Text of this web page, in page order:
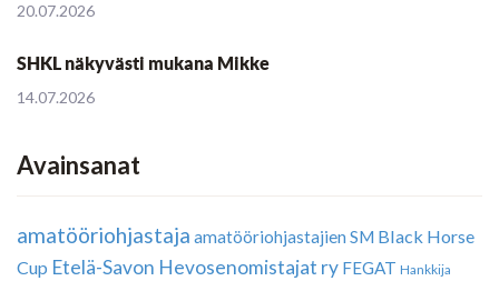
20.07.2026
SHKL näkyvästi mukana Mikke
14.07.2026
Avainsanat
amatööriohjastaja amatööriohjastajien SM Black Horse
Cup Etelä-Savon Hevosenomistajat ry FEGAT Hankkija